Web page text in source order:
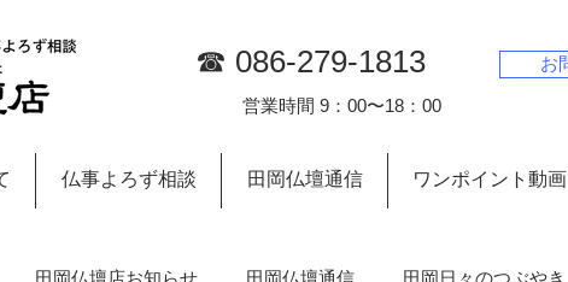
☎︎ 086-279-1813
営業時間 9：00〜18：00
お
仏事よろず相談 田岡仏壇通信 ワンポイント動画
田岡仏壇店お知らせ 田岡仏壇通信 田岡日々のつぶやき